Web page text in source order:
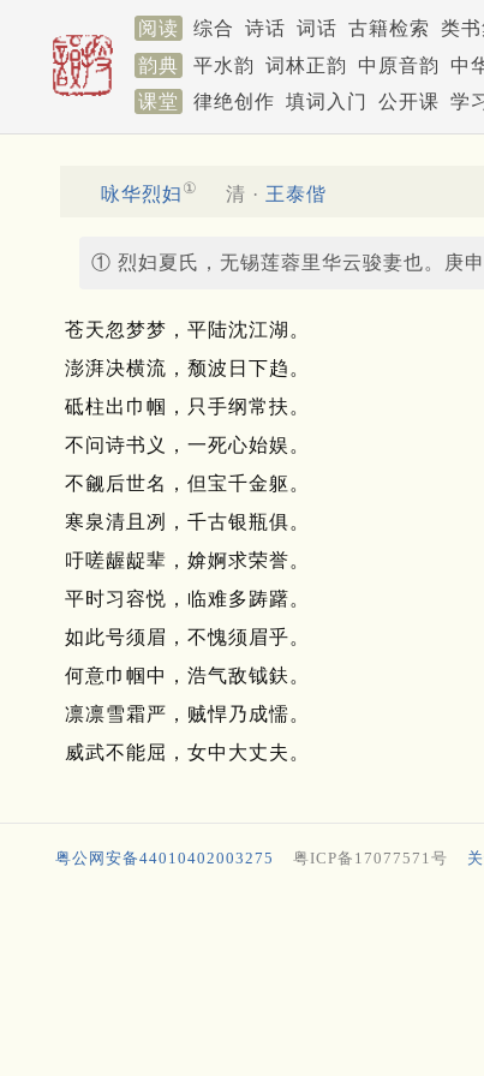
阅读 综合 诗话 词话 古籍检索 类
韵典
平水韵 词林正韵 中原音韵 中
课堂
律绝创作 填词入门 公开课 学
咏华烈妇 ① 清 · 王泰偕
① 烈妇夏氏，无锡莲蓉里华云骏妻也。庚
苍天忽梦梦，平陆沈江湖。
澎湃决横流，颓波日下趋。
砥柱出巾帼，只手纲常扶。
不问诗书义，一死心始娱。
不觎后世名，但宝千金躯。
寒泉清且冽，千古银瓶俱。
吁嗟龌龊辈，媕婀求荣誉。
平时习容悦，临难多踌躇。
如此号须眉，不愧须眉乎。
何意巾帼中，浩气敌钺鈇。
凛凛雪霜严，贼悍乃成懦。
威武不能屈，女中大丈夫。
粤公网安备44010402003275 粤ICP备17077571号